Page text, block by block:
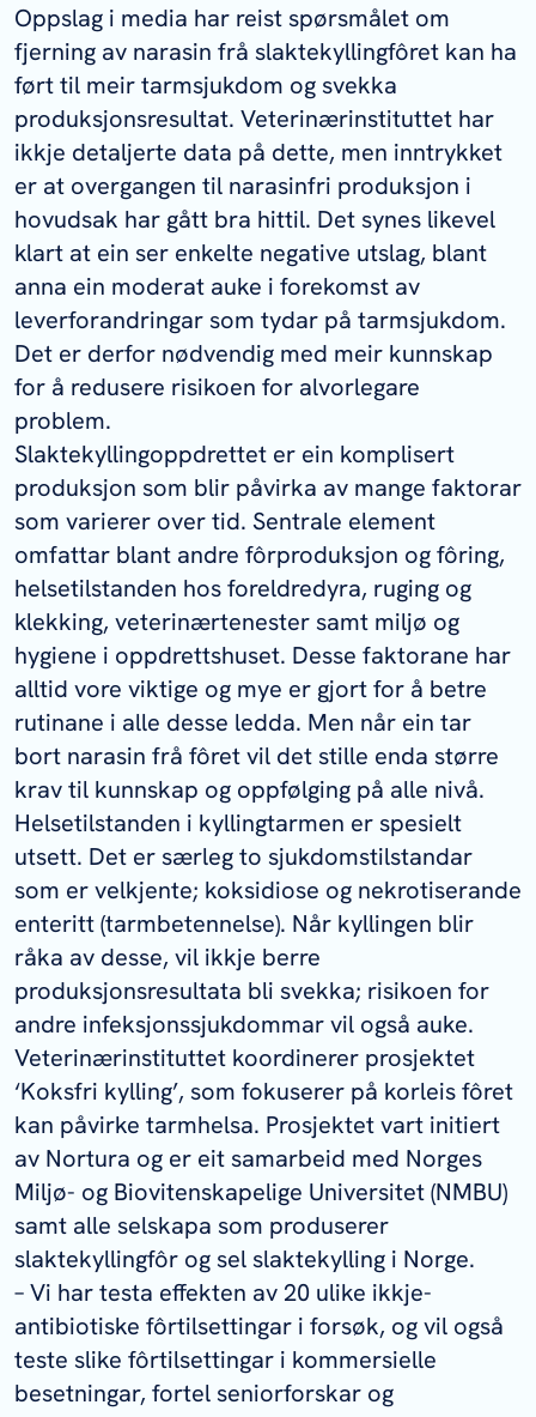
Oppslag i media har reist spørsmålet om
fjerning av narasin frå slaktekyllingfôret kan ha
ført til meir tarmsjukdom og svekka
produksjonsresultat. Veterinærinstituttet har
ikkje detaljerte data på dette, men inntrykket
er at overgangen til narasinfri produksjon i
hovudsak har gått bra hittil. Det synes likevel
klart at ein ser enkelte negative utslag, blant
anna ein moderat auke i forekomst av
leverforandringar som tydar på tarmsjukdom.
Det er derfor nødvendig med meir kunnskap
for å redusere risikoen for alvorlegare
problem.
Slaktekyllingoppdrettet er ein komplisert
produksjon som blir påvirka av mange faktorar
som varierer over tid. Sentrale element
omfattar blant andre fôrproduksjon og fôring,
helsetilstanden hos foreldredyra, ruging og
klekking, veterinærtenester samt miljø og
hygiene i oppdrettshuset. Desse faktorane har
alltid vore viktige og mye er gjort for å betre
rutinane i alle desse ledda. Men når ein tar
bort narasin frå fôret vil det stille enda større
krav til kunnskap og oppfølging på alle nivå.
Helsetilstanden i kyllingtarmen er spesielt
utsett. Det er særleg to sjukdomstilstandar
som er velkjente; koksidiose og nekrotiserande
enteritt (tarmbetennelse). Når kyllingen blir
råka av desse, vil ikkje berre
produksjonsresultata bli svekka; risikoen for
andre infeksjonssjukdommar vil også auke.
Veterinærinstituttet koordinerer prosjektet
‘Koksfri kylling’, som fokuserer på korleis fôret
kan påvirke tarmhelsa. Prosjektet vart initiert
av Nortura og er eit samarbeid med Norges
Miljø- og Biovitenskapelige Universitet (NMBU)
samt alle selskapa som produserer
slaktekyllingfôr og sel slaktekylling i Norge.
– Vi har testa effekten av 20 ulike ikkje-
antibiotiske fôrtilsettingar i forsøk, og vil også
teste slike fôrtilsettingar i kommersielle
besetningar, fortel seniorforskar og